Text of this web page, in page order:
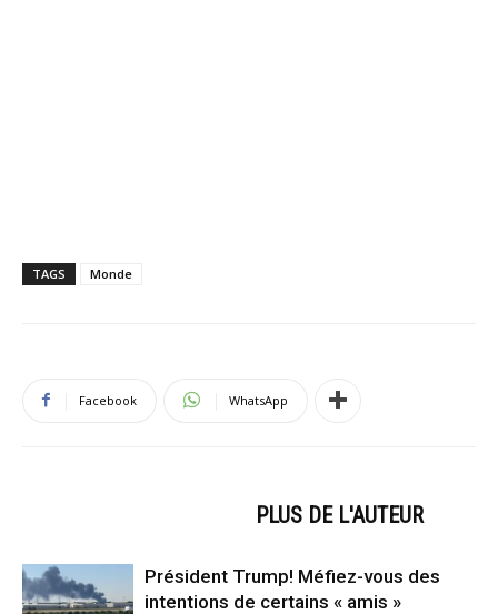
TAGS Monde
Facebook WhatsApp
PLUS DE L'AUTEUR
Président Trump! Méfiez-vous des
intentions de certains « amis »